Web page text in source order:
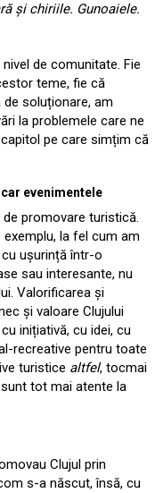
și chiriile. Gunoaiele.
de comunitate. Fie
teme, fie că
soluționare, am
la problemele care ne
pe care simțim că
evenimentele
promovare turistică.
la fel cum am
ușurință într-o
sau interesante, nu
Valorificarea și
și valoare Clujului
inițiativă, cu idei, cu
recreative pentru toate
turistice altfel, tocmai
tot mai atente la
Clujul prin
s-a născut, însă, cu